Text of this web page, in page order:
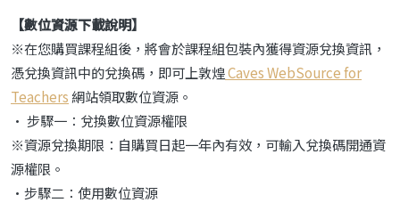
【數位資源下載說明】
※在您購買課程組後，將會於課程組包裝內獲得資源兌換資訊，
憑兌換資訊中的兌換碼，即可上敦煌Caves WebSource for
Teachers 網站領取數位資源。
• 步驟一：兌換數位資源權限
※資源兌換期限：自購買日起一年內有效，可輸入兌換碼開通資
源權限。
•步驟二：使用數位資源